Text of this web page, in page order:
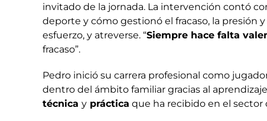
invitado de la jornada. La intervención contó
deporte y cómo gestionó el fracaso, la presión
esfuerzo, y atreverse. “Siempre hace falta
fracaso”.
Pedro inició su carrera profesional como
dentro del ámbito familiar gracias al
técnica y práctica que ha recibido en el sector